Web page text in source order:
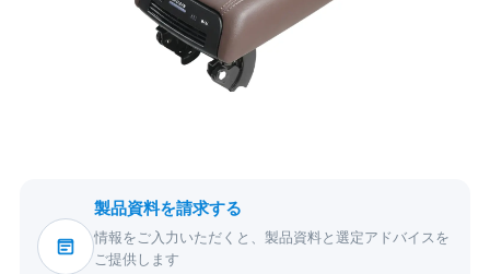
製品資料を請求する
情報をご入力いただくと、製品資料と選定アドバイスを
ご提供します